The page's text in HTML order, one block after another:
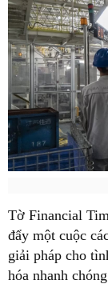
Tờ Financial
đẩy một cuộc
giải pháp cho
hóa nhanh